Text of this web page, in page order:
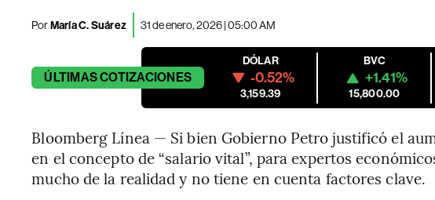
PorMaría C. Suárez 31 de enero, 2026 | 05:00 AM
ÚLTIMASCOTIZACIONES
DÓLAR
-0.52%
3,159.39
BVC
+1.41%
15,800.00
Bloomberg Línea — Si bien Gobierno Petro justificó el
en el concepto de “salario vital”, para expertos
mucho de la realidad y no tiene en cuenta factores clave.